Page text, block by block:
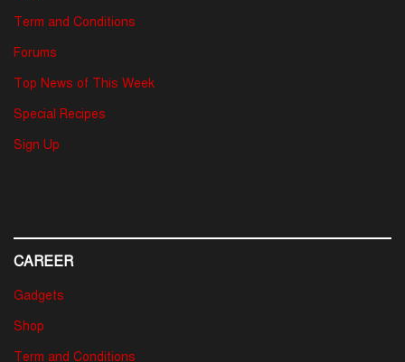
Term and Conditions
Forums
Top News of This Week
Special Recipes
Sign Up
CAREER
Gadgets
Shop
Term and Conditions